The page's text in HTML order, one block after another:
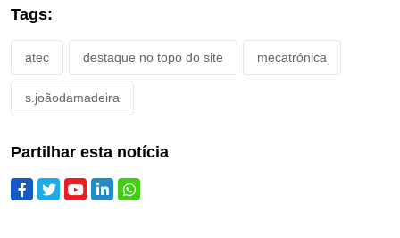
Tags:
atec destaque no topo do site mecatrónica
s.joãodamadeira
Partilhar esta notícia